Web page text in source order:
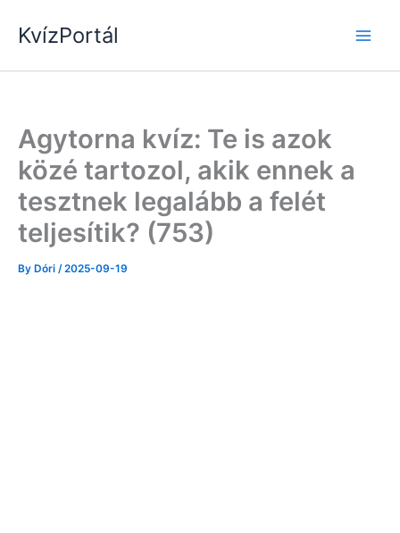
KvízPortál
Agytorna kvíz: Te is azok
közé tartozol, akik ennek a
tesztnek legalább a felét
teljesítik? (753)
By Dóri /2025-09-19